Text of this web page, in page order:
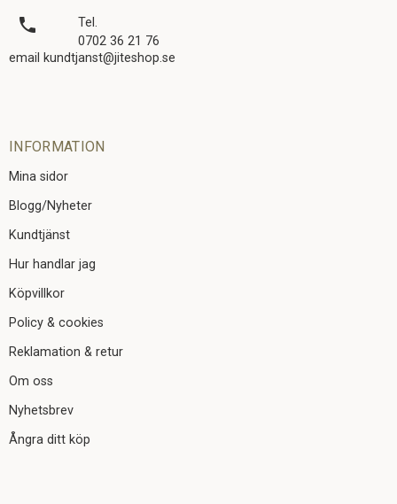
local_phone
Tel.
0702 36 21 76
email kundtjanst@jiteshop.se
INFORMATION
Mina sidor
Blogg/Nyheter
Kundtjänst
Hur handlar jag
Köpvillkor
Policy & cookies
Reklamation & retur
Om oss
Nyhetsbrev
Ångra ditt köp